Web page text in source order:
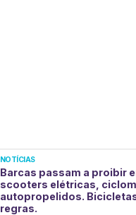
NOTÍCIAS
Barcas passam a proibir
scooters elétricas,
autopropelidos.
regras.